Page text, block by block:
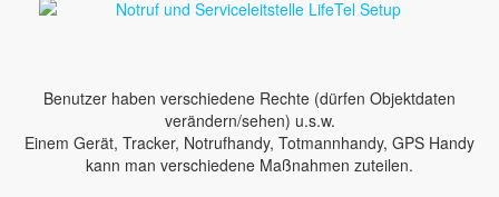
Benutzer haben verschiedene Rechte (dürfen Objektdaten
verändern/sehen) u.s.w.
Einem Gerät, Tracker, Notrufhandy, Totmannhandy, GPS Handy
kann man verschiedene Maßnahmen zuteilen.